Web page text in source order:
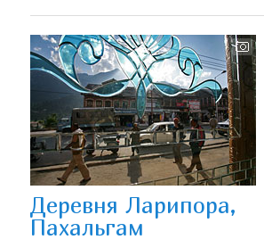
Деревня Ларипора,
Пахальгам